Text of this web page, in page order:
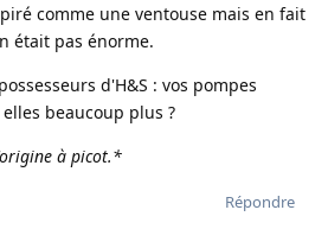
comme une ventouse mais en fait
était pas énorme.
d'H&S : vos pompes
beaucoup plus ?
à picot.*
Répondre